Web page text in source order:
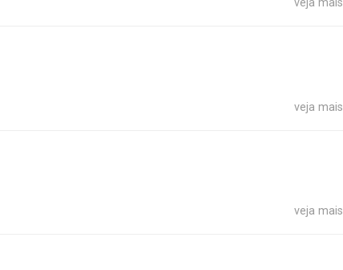
veja mais
veja mais